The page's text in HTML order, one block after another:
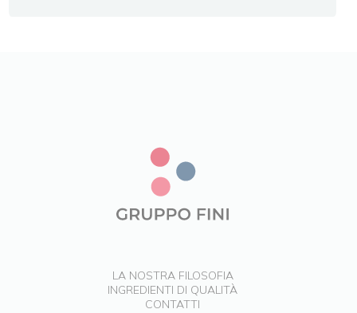
LA NOSTRA FILOSOFIA
INGREDIENTI DI QUALITÀ
CONTATTI